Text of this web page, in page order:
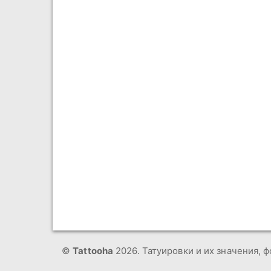
©Tattooha 2026. Татуировки и их значения,